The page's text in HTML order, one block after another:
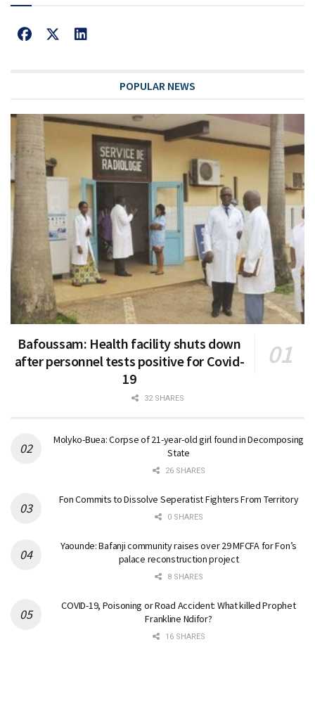
POPULAR NEWS
Bafoussam: Health facility shuts down
after personnel tests positive for Covid-
19
32 SHARES
Molyko-Buea: Corpse of 21-year-old girl found in Decomposing
State
26 SHARES
Fon Commits to Dissolve Seperatist Fighters From Territory
0 SHARES
Yaounde: Bafanji community raises over 29 MFCFA for Fon’s
palace reconstruction project
8 SHARES
COVID-19, Poisoning or Road Accident: What killed Prophet
Frankline Ndifor?
16 SHARES